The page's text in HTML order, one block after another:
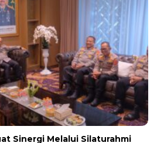
Sinergi Melalui Silaturahmi